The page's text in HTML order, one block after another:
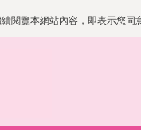
閱覽本網站內容，即表示您